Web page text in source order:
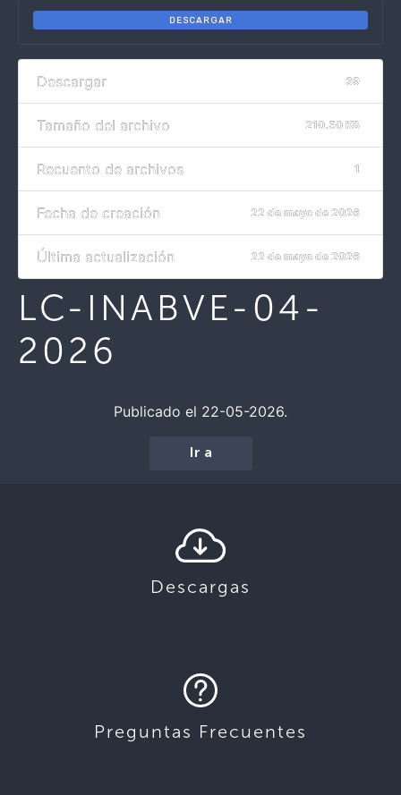
DESCARGAR
Descargar 39
Tamaño del archivo 210.50 KB
Recuento de archivos 1
Fecha de creación 22 de mayo de 2026
Última actualización 22 de mayo de 2026
LC-INABVE-04-
2026
Publicado el 22-05-2026.
Ir a
Descargas
Preguntas Frecuentes